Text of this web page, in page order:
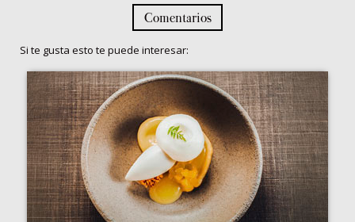
Comentarios
Si te gusta esto te puede interesar: